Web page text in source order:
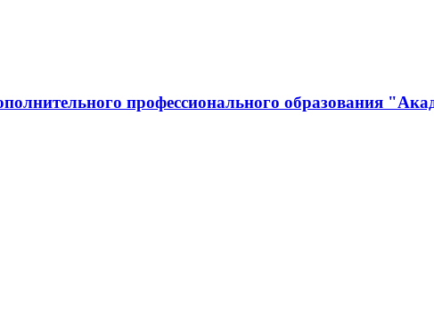
профессионального образования